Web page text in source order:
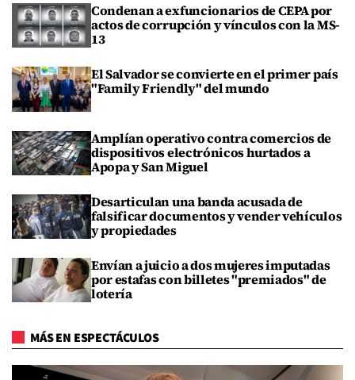
Condenan a exfuncionarios de CEPA por
actos de corrupción y vínculos con la MS-
13
El Salvador se convierte en el primer país
"Family Friendly" del mundo
Amplían operativo contra comercios de
dispositivos electrónicos hurtados a
Apopa y San Miguel
Desarticulan una banda acusada de
falsificar documentos y vender vehículos
y propiedades
Envían a juicio a dos mujeres imputadas
por estafas con billetes "premiados" de
lotería
MÁS EN ESPECTÁCULOS